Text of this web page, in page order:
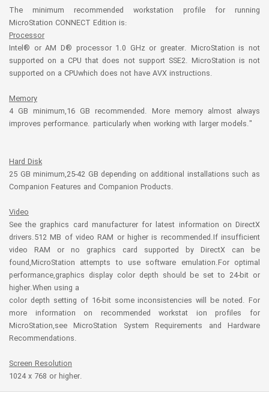
The minimum recommended workstation profile for running
MicroStation CONNECT Edition is:
Processor
Intel® or AM D® processor 1.0 GHz or greater. MicroStation is not
supported on a CPU that does not support SSE2. MicroStation is not
supported on a CPUwhich does not have AVX instructions.
Memory
4 GB minimum,16 GB recommended. More memory almost always
improves performance. particularly when working with larger models."
Hard Disk
25 GB minimum,25-42 GB depending on additional installations such as
Companion Features and Companion Products.
Video
See the graphics card manufacturer for latest information on DirectX
drivers.512 MB of video RAM or higher is recommended.If insufficient
video RAM or no graphics card supported by DirectX can be
found,MicroStation attempts to use software emulation.For optimal
performance,graphics display color depth should be set to 24-bit or
higher.When using a
color depth setting of 16-bit some inconsistencies will be noted. For
more information on recommended workstat ion profiles for
MicroStation,see MicroStation System Requirements and Hardware
Recommendations.
Screen Resolution
1024 x 768 or higher.